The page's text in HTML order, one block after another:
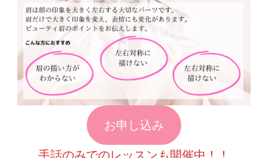
お申し込み